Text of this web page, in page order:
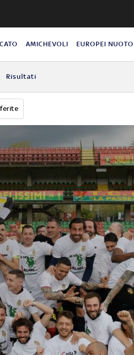
AMICHEVOLI EUROPEI NUOTO
Risultati